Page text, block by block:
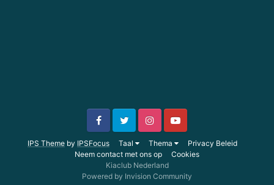
IPS Theme by IPSFocus Taal Thema
Privacy Beleid
Neem contact met ons op
Cookies
Kiaclub Nederland
Powered by Invision Community